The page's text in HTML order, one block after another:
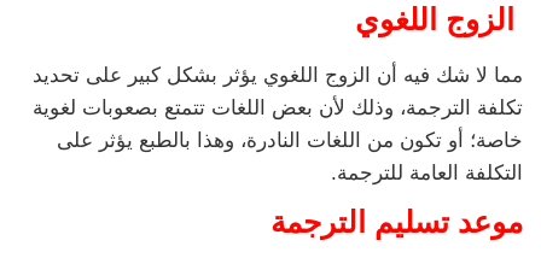
الزوج اللغوي
مما لا شك فيه أن الزوج اللغوي يؤثر بشكل كبير على تحديد
تكلفة الترجمة، وذلك لأن بعض اللغات تتمتع بصعوبات لغوية
خاصة؛ أو تكون من اللغات النادرة، وهذا بالطبع يؤثر على
التكلفة العامة للترجمة.
موعد تسليم الترجمة